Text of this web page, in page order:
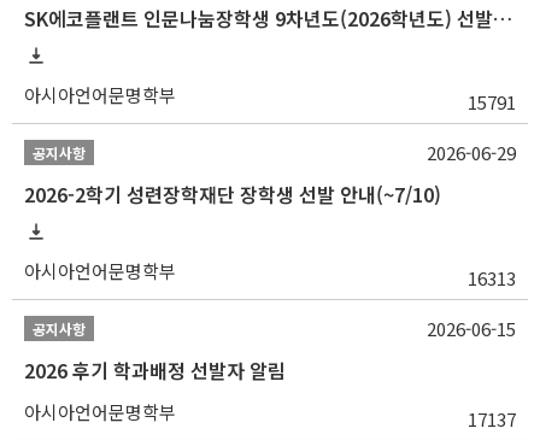
SK에코플랜트 인문나눔장학생 9차년도(2026학년도) 선발 안내(~7/20)
아시아언어문명학부 15791
공지사항
2026-2학기 성련장학재단 장학생 선발 안내(~7/10)
아시아언어문명학부 16313
2026-06-29
공지사항
2026 후기 학과배정 선발자 알림
아시아언어문명학부 17137
2026-06-15